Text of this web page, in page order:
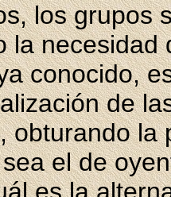
los grupos
la
conocido,
de
obturando la
el de